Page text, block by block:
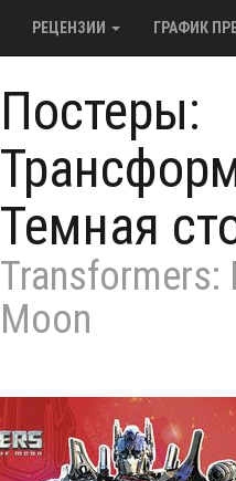
РЕЦЕНЗИИ ГРАФИК
Постеры:
Темная
Transformers:
Moon